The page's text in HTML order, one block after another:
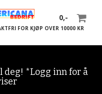
0,-
FOR KJØP OVER 10000 KR
*Logg inn for å